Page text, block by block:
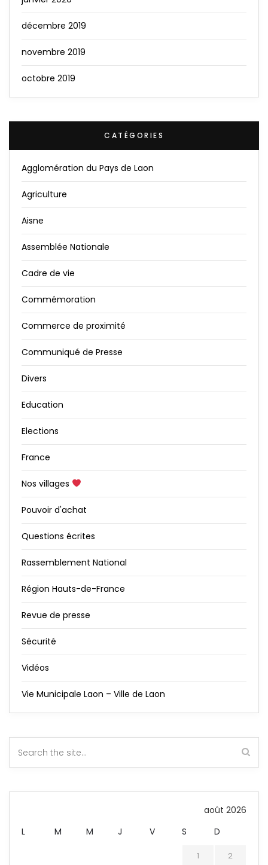
décembre 2019
novembre 2019
octobre 2019
CATÉGORIES
Agglomération du Pays de Laon
Agriculture
Aisne
Assemblée Nationale
Cadre de vie
Commémoration
Commerce de proximité
Communiqué de Presse
Divers
Education
Elections
France
Nos villages
Pouvoir d'achat
Questions écrites
Rassemblement National
Région Hauts-de-France
Revue de presse
Sécurité
Vidéos
Vie Municipale Laon – Ville de Laon
août 2026
L
M M J V S D
1 2